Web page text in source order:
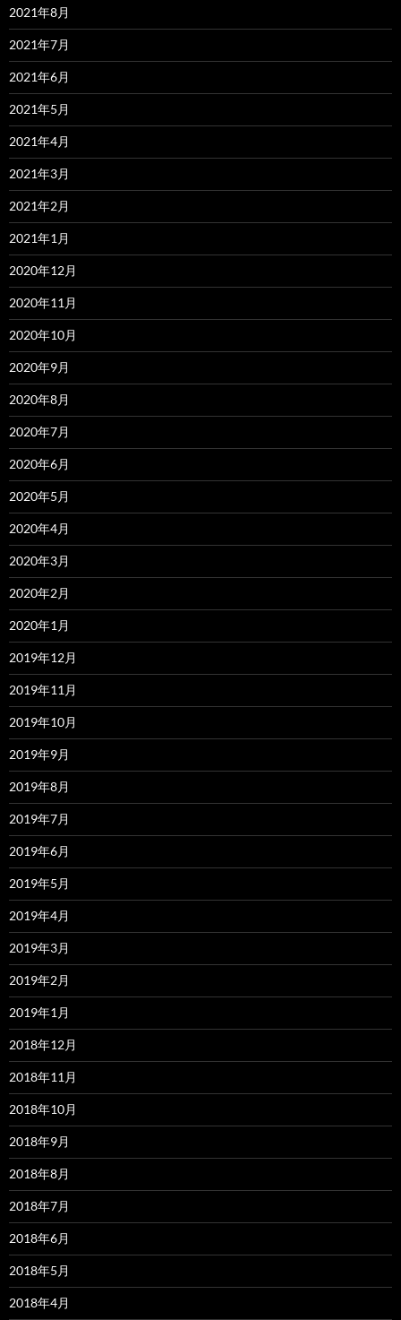
2021年8月
2021年7月
2021年6月
2021年5月
2021年4月
2021年3月
2021年2月
2021年1月
2020年12月
2020年11月
2020年10月
2020年9月
2020年8月
2020年7月
2020年6月
2020年5月
2020年4月
2020年3月
2020年2月
2020年1月
2019年12月
2019年11月
2019年10月
2019年9月
2019年8月
2019年7月
2019年6月
2019年5月
2019年4月
2019年3月
2019年2月
2019年1月
2018年12月
2018年11月
2018年10月
2018年9月
2018年8月
2018年7月
2018年6月
2018年5月
2018年4月